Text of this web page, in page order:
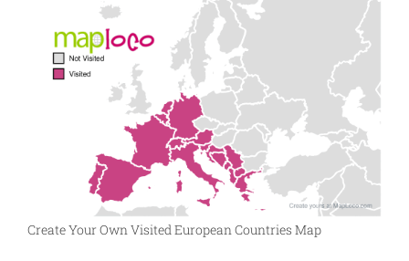
Create Your Own Visited European Countries Map